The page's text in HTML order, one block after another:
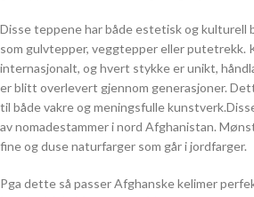
Disse teppene har både estetisk og kulturell
som gulvtepper, veggtepper eller putetrekk.
internasjonalt, og hvert stykke er unikt,
er blitt overlevert gjennom generasjoner.
til både vakre og meningsfulle
av nomadestammer i nord Afghanistan.
fine og duse naturfarger som går i jordfarger.
Pga dette så passer Afghanske kelimer